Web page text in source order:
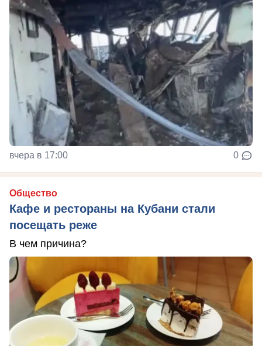
вчера в 17:00 0
Общество
Кафе и рестораны на Кубани стали
посещать реже
В чем причина?